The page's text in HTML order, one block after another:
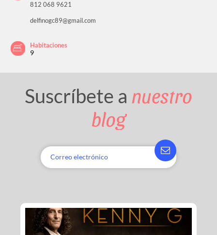
812 068 9621
delfinogc89@gmail.com
Habitaciones
9
Suscríbete a nuestro
blog